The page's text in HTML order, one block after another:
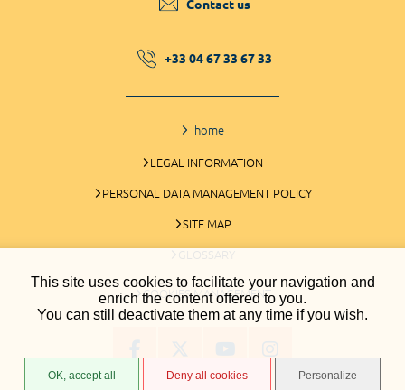
This site uses cookies to facilitate your navigation and
enrich the content offered to you.
You can still deactivate them at any time if you wish.
OK, accept all Deny all cookies Personalize
Contact us
+33 04 67 33 67 33
home
LEGAL INFORMATION
PERSONAL DATA MANAGEMENT POLICY
SITE MAP
GLOSSARY
COOKIES MANAGEMENT